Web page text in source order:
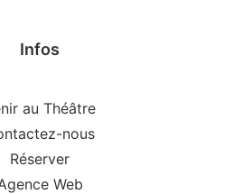
Infos
au Théâtre
nous
Réserver
Web